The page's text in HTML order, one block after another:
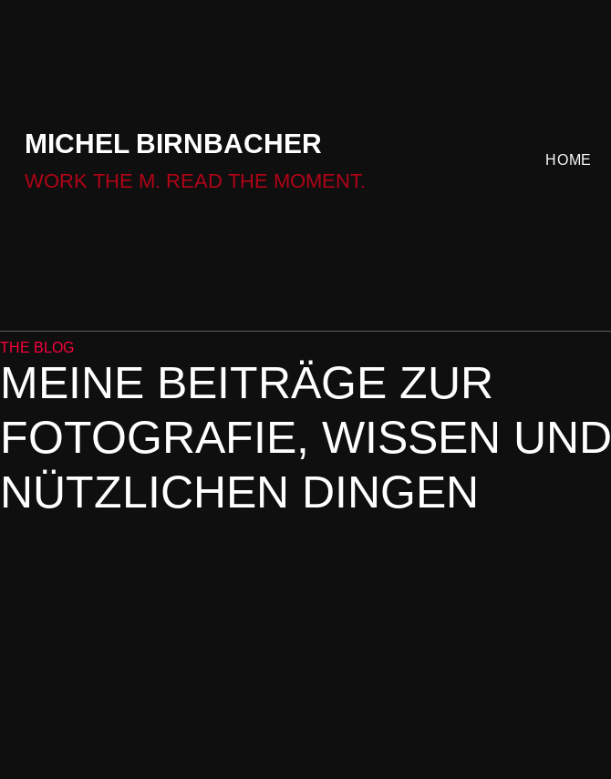
MICHEL BIRNBACHER
WORK THE M. READ THE MOMENT.
HOME
THE BLOG
MEINE BEITRÄGE ZUR
FOTOGRAFIE, WISSEN UND
NÜTZLICHEN DINGEN